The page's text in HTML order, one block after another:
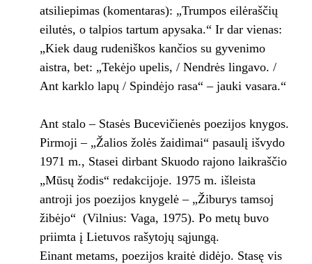
atsiliepimas (komentaras): „Trumpos eilėraščių
eilutės, o talpios tartum apysaka.“ Ir dar vienas:
„Kiek daug rudeniškos kančios su gyvenimo
aistra, bet: „Tekėjo upelis, / Nendrės lingavo. /
Ant karklo lapų / Spindėjo rasa“ – jauki vasara.“
Ant stalo – Stasės Bucevičienės poezijos knygos.
Pirmoji – „Žalios žolės žaidimai“ pasaulį išvydo
1971 m., Stasei dirbant Skuodo rajono laikraščio
„Mūsų žodis“ redakcijoje. 1975 m. išleista
antroji jos poezijos knygelė – „Žiburys tamsoj
žibėjo“ (Vilnius: Vaga, 1975). Po metų buvo
priimta į Lietuvos rašytojų sąjungą.
Einant metams, poezijos kraitė didėjo. Stasę vis